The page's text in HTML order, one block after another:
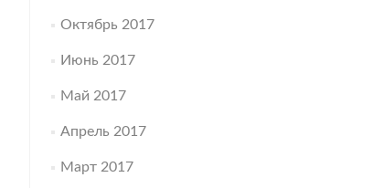
Октябрь 2017
Июнь 2017
Май 2017
Апрель 2017
Март 2017